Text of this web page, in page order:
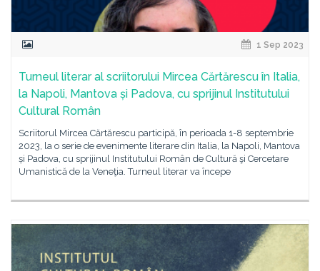
1 Sep 2023
Turneul literar al scriitorului Mircea Cărtărescu în Italia,
la Napoli, Mantova și Padova, cu sprijinul Institutului
Cultural Român
Scriitorul Mircea Cărtărescu participă, în perioada 1-8 septembrie
2023, la o serie de evenimente literare din Italia, la Napoli, Mantova
și Padova, cu sprijinul Institutului Român de Cultură şi Cercetare
Umanistică de la Veneţia. Turneul literar va începe